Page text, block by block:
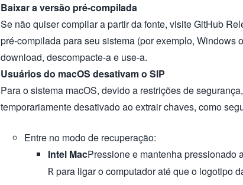
Baixar a versão pré-compilada
Se não quiser compilar a partir da fonte, visite GitHub
pré-compilada para seu sistema (por exemplo, Windows
download, descompacte-a e use-a.
Usuários do macOS desativam o SIP
Para o sistema macOS, devido a restrições de
temporariamente desativado ao extrair chaves, como
Entre no modo de recuperação:
Intel MacPressione e mantenha pressionado
R para ligar o computador até que o logotipo